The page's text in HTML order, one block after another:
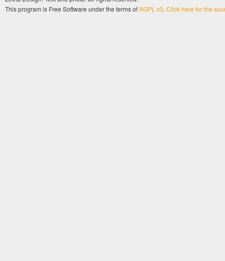
This program is Free Software under the terms ofAGPL v3. Click here for the